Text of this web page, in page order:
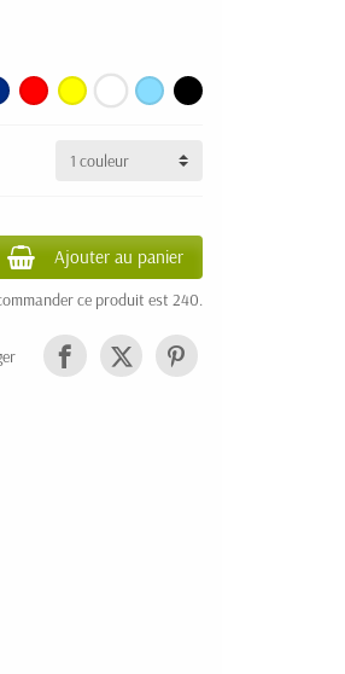
Ajouter au panier
ce produit est 240.